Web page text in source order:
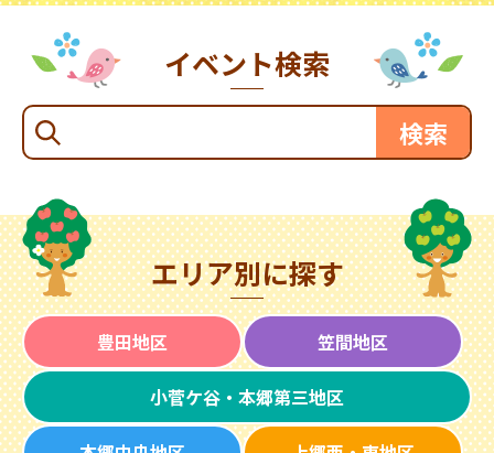
イベント検索
エリア別に探す
豊田地区 笠間地区
小菅ケ谷・本郷第三地区